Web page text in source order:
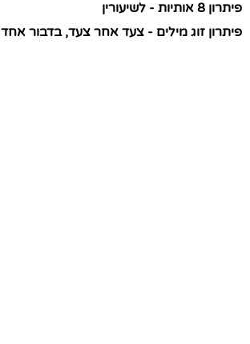
פיתרון 8 אותיות - לשיעורין
פיתרון זוג מילים - צעד אחר צעד, בדבור אחד